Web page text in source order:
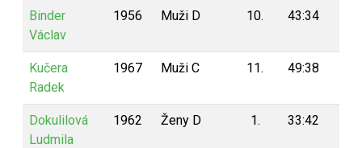
Binder
Václav
1956 Muži D 10. 43:34
Kučera
Radek
1967 Muži C 11. 49:38
Dokulilová
Ludmila
1962 Ženy D 1. 33:42